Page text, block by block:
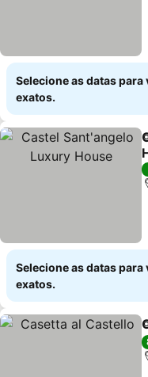
Selecione as datas para
exatos.
Selecione as datas para
exatos.